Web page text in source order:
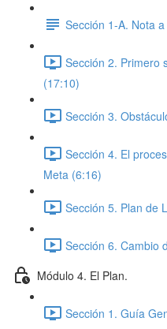
Sección 1-A. Nota
Sección 2. Primero
(17:10)
Sección 3.
Sección 4. El
Meta (6:16)
Sección 5. Plan de
Sección 6. Cambio
Módulo 4. El Plan.
Sección 1. Guía